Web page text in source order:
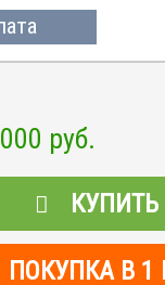
руб.
КУПИТЬ
ПОКУПКА В 1